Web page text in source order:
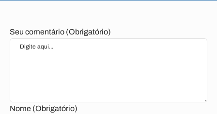
Seu comentário (Obrigatório)
Nome (Obrigatório)